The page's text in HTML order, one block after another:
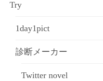
Try
1day1pict
診断メーカー
Twitter novel